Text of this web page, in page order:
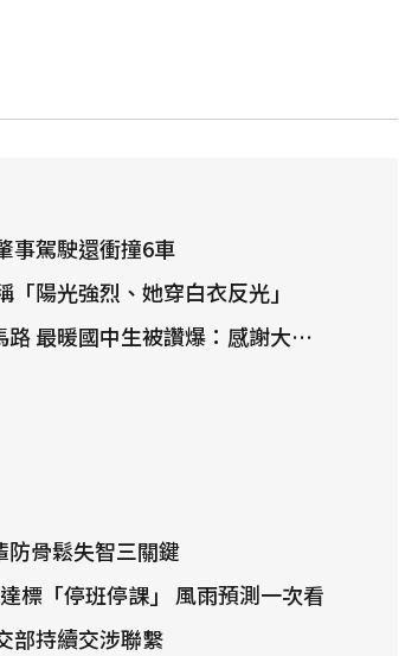
事駕駛還衝撞6車
陽光強烈、她穿白衣反光」
暖國中生被讚爆：感謝大家停下來
防骨鬆失智三關鍵
標「停班停課」 風雨預測一次看
部持續交涉聯繫